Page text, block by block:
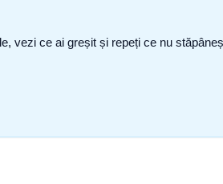
vezi ce ai greșit și repeți ce nu